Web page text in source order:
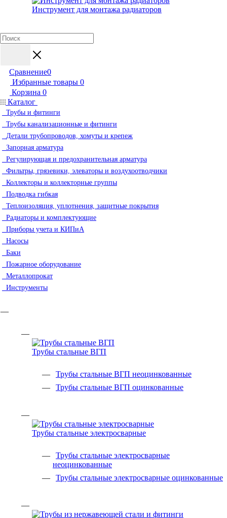
Инструмент для монтажа радиаторов
Сравнение0
Избранные товары 0
Корзина 0
Каталог
Трубы и фитинги
Трубы канализационные и фитинги
Детали трубопроводов, хомуты и крепеж
Запорная арматура
Регулирующая и предохранительная арматура
Фильтры, грязевики, элеваторы и воздухоотводчики
Коллекторы и коллекторные группы
Подводка гибкая
Теплоизоляция, уплотнения, защитные покрытия
Радиаторы и комплектующие
Приборы учета и КИПиА
Насосы
Баки
Пожарное оборудование
Металлопрокат
Инструменты
Трубы стальные ВГП
Трубы стальные ВГП неоцинкованные
Трубы стальные ВГП оцинкованные
Трубы стальные электросварные
Трубы стальные электросварные
неоцинкованные
Трубы стальные электросварные оцинкованные